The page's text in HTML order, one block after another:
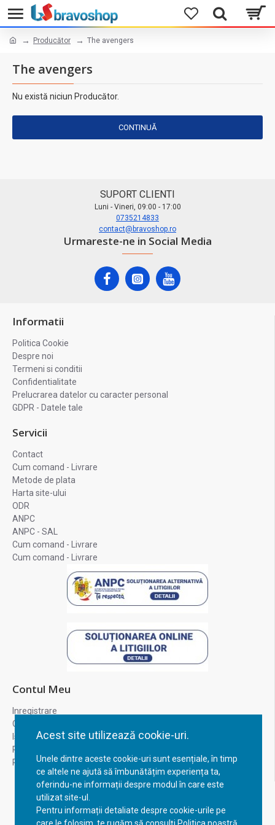
Acest site utilizează cookie-uri.
Unele dintre aceste cookie-uri sunt esențiale, în timp
ce altele ne ajută să îmbunătățim experiența ta,
oferindu-ne informații despre modul în care este
utilizat site-ul.
Pentru informații detaliate despre cookie-urile pe
Producător The avengers
The avengers
Nu există niciun Producător.
CONTINUĂ
SUPORT CLIENTI
Luni - Vineri, 09:00 - 17:00
0735214833
contact@bravoshop.ro
Urmareste-ne in Social Media
Informatii
Politica Cookie
Despre noi
Termeni si conditii
Confidentialitate
Prelucrarea datelor cu caracter personal
GDPR - Datele tale
Servicii
Contact
Cum comand - Livrare
Metode de plata
Harta site-ului
ODR
ANPC
ANPC - SAL
Cum comand - Livrare
Cum comand - Livrare
Contul Meu
Inregistrare
Contul meu
Istoric comenzi
Recuperare parola
Returnare produs